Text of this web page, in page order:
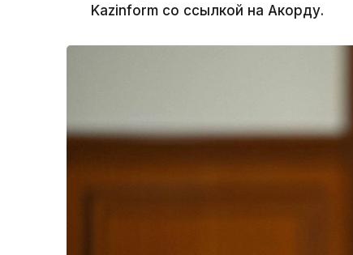
Kazinform со ссылкой на Акорду.